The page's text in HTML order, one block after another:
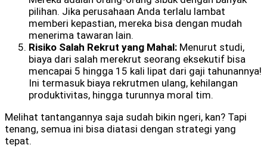
pilihan. Jika perusahaan Anda terlalu lambat
memberi kepastian, mereka bisa dengan mudah
menerima tawaran lain.
Risiko Salah Rekrut yang Mahal: Menurut studi,
biaya dari salah merekrut seorang eksekutif bisa
mencapai 5 hingga 15 kali lipat dari gaji tahunannya!
Ini termasuk biaya rekrutmen ulang, kehilangan
produktivitas, hingga turunnya moral tim.
Melihat tantangannya saja sudah bikin ngeri, kan? Tapi
tenang, semua ini bisa diatasi dengan strategi yang
tepat.